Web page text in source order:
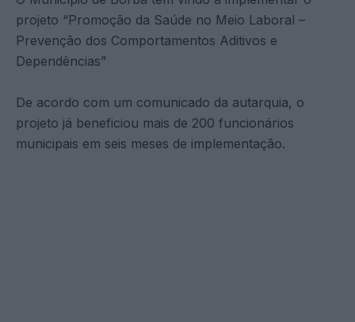
projeto “Promoção da Saúde no Meio Laboral –
Prevenção dos Comportamentos Aditivos e
Dependências”
De acordo com um comunicado da autarquia, o
projeto já beneficiou mais de 200 funcionários
municipais em seis meses de implementação.